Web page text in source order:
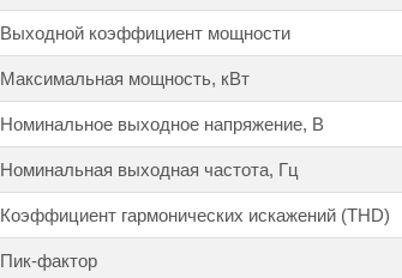
Выходной коэффициент мощности
Максимальная мощность, кВт
Номинальное выходное напряжение, В
Номинальная выходная частота, Гц
Коэффициент гармонических искажений (THD)
Пик-фактор